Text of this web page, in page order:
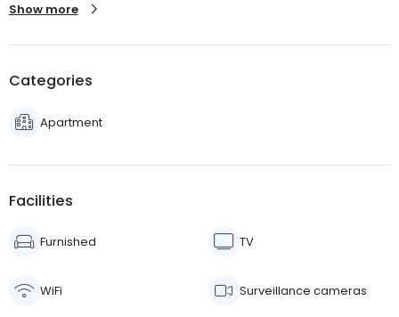
Show more
Categories
Apartment
Facilities
Furnished TV
WiFi Surveillance cameras